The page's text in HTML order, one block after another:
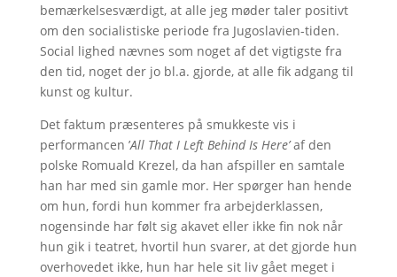
bemærkelsesværdigt, at alle jeg møder taler positivt
om den socialistiske periode fra Jugoslavien-tiden.
Social lighed nævnes som noget af det vigtigste fra
den tid, noget der jo bl.a. gjorde, at alle fik adgang til
kunst og kultur.
Det faktum præsenteres på smukkeste vis i
performancen ’All That I Left Behind Is Here’af den
polske Romuald Krezel, da han afspiller en samtale
han har med sin gamle mor. Her spørger han hende
om hun, fordi hun kommer fra arbejderklassen,
nogensinde har følt sig akavet eller ikke fin nok når
hun gik i teatret, hvortil hun svarer, at det gjorde hun
overhovedet ikke, hun har hele sit liv gået meget i